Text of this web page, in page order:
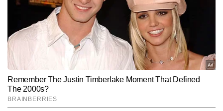
Hindi News Cities
End of Article
दिगपाल सिंह AUTHOR
दिगपाल सिंह टाइम्स नाउ नवभारत डिजिटल में सिटी टीम को लीड कर रहे हैं। शहरों
से जुड़ी ताजाखबरें, लोकल मुद्दे, चुनावी कवरेज और एक्सप्लेनर फॉर्मेट पर उनकी